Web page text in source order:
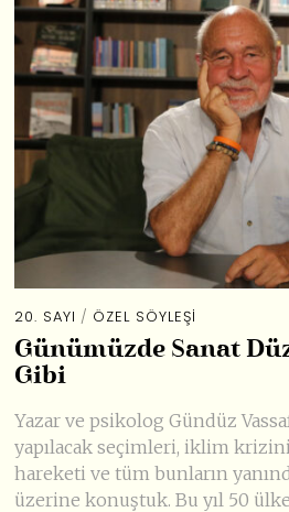
20. SAYI / ÖZEL SÖYLEŞI
Günümüzde Sanat
Gibi
Yazar ve psikolog Gündüz
yapılacak seçimleri, iklim
hareketi ve tüm bunların
üzerine konuştuk. Bu yıl 50